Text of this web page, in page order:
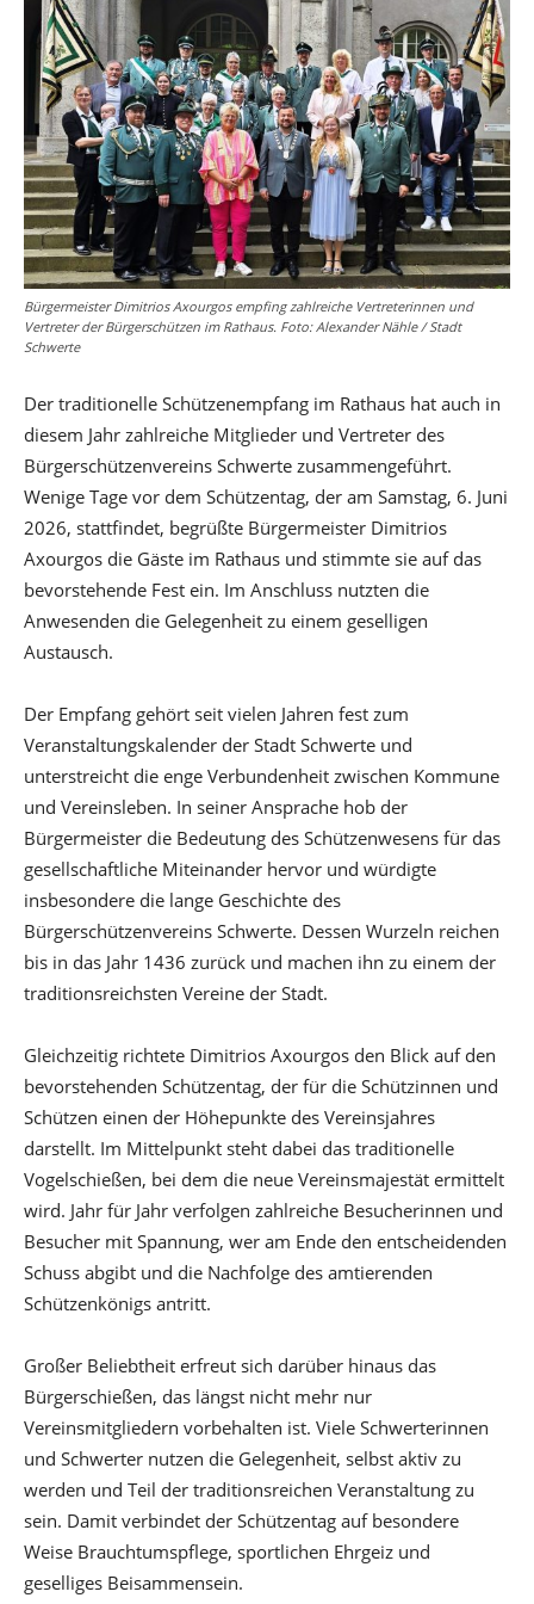
Bürgermeister Dimitrios Axourgos empfing zahlreiche Vertreterinnen und
Vertreter der Bürgerschützen im Rathaus. Foto: Alexander Nähle / Stadt
Schwerte
Der traditionelle Schützenempfang im Rathaus hat auch in
diesem Jahr zahlreiche Mitglieder und Vertreter des
Bürgerschützenvereins Schwerte zusammengeführt.
Wenige Tage vor dem Schützentag, der am Samstag, 6. Juni
2026, stattfindet, begrüßte Bürgermeister Dimitrios
Axourgos die Gäste im Rathaus und stimmte sie auf das
bevorstehende Fest ein. Im Anschluss nutzten die
Anwesenden die Gelegenheit zu einem geselligen
Austausch.
Der Empfang gehört seit vielen Jahren fest zum
Veranstaltungskalender der Stadt Schwerte und
unterstreicht die enge Verbundenheit zwischen Kommune
und Vereinsleben. In seiner Ansprache hob der
Bürgermeister die Bedeutung des Schützenwesens für das
gesellschaftliche Miteinander hervor und würdigte
insbesondere die lange Geschichte des
Bürgerschützenvereins Schwerte. Dessen Wurzeln reichen
bis in das Jahr 1436 zurück und machen ihn zu einem der
traditionsreichsten Vereine der Stadt.
Gleichzeitig richtete Dimitrios Axourgos den Blick auf den
bevorstehenden Schützentag, der für die Schützinnen und
Schützen einen der Höhepunkte des Vereinsjahres
darstellt. Im Mittelpunkt steht dabei das traditionelle
Vogelschießen, bei dem die neue Vereinsmajestät ermittelt
wird. Jahr für Jahr verfolgen zahlreiche Besucherinnen und
Besucher mit Spannung, wer am Ende den entscheidenden
Schuss abgibt und die Nachfolge des amtierenden
Schützenkönigs antritt.
Großer Beliebtheit erfreut sich darüber hinaus das
Bürgerschießen, das längst nicht mehr nur
Vereinsmitgliedern vorbehalten ist. Viele Schwerterinnen
und Schwerter nutzen die Gelegenheit, selbst aktiv zu
werden und Teil der traditionsreichen Veranstaltung zu
sein. Damit verbindet der Schützentag auf besondere
Weise Brauchtumspflege, sportlichen Ehrgeiz und
geselliges Beisammensein.